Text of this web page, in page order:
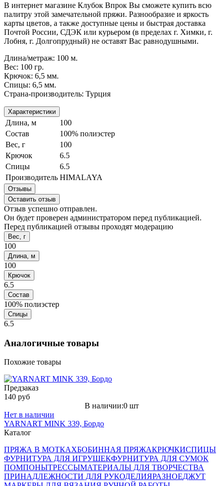
В интернет магазине Клубок Впрок Вы сможете купить всю
палитру этой замечательной пряжи. Разнообразие и яркость
карты цветов, а также доступные цены и быстрая доставка
Почтой России, СДЭК или курьером (в пределах г. Химки, г.
Лобня, г. Долгопрудный) не оставят Вас равнодушными.
Длина/метраж: 100 м.
Вес: 100 гр.
Крючок: 6,5 мм.
Спицы: 6,5 мм.
Страна-производитель: Турция
Характеристики
Длина, м
100
Состав
100% полиэстер
Вес, г
100
Крючок
6.5
Спицы
6.5
Производитель HIMALAYA
Отзывы
Оставить отзыв
Отзыв успешно отправлен.
Он будет проверен администратором перед публикацией.
Перед публикацией отзывы проходят модерацию
Вес, г
100
Длина, м
100
Крючок
6.5
Состав
100% полиэстер
Спицы
6.5
Аналогичные товары
Похожие товары
Предзаказ
140 руб
В наличии:0 шт
Нет в наличии
YARNART MINK 339, Бордо
Каталог
ПРЯЖА В МОТКАХБОБИННАЯ ПРЯЖАКРЮЧКИСПИЦЫ
ФУРНИТУРА ДЛЯ ИГРУШЕКФУРНИТУРА ДЛЯ СУМОК
ПОМПОНЫТРЕССЫМАТЕРИАЛЫ ДЛЯ ТВОРЧЕСТВА
ПРИНАДЛЕЖНОСТИ ДЛЯ РУКОДЕЛИЯРАЗНОЕДЖУТ